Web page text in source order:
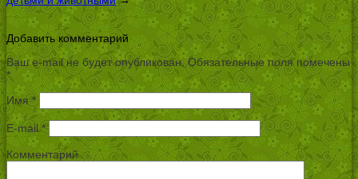
Добавить комментарий
Ваш e-mail не будет опубликован.Обязательные поля помечены
*
Имя*
E-mail*
Комментарий